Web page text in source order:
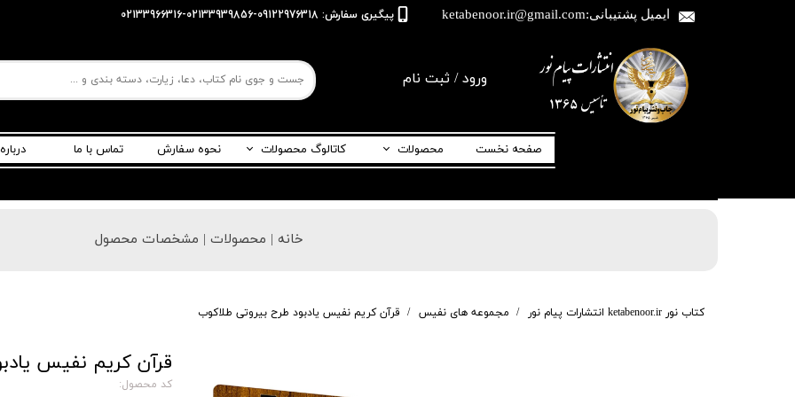
پیگیری سفارش: 09122976318-02133939856-02133966316 ایمیل پشتیبانی:ketabenoor.ir@gmail.com
صفحه نخست محصولات کاتالوگ محصولات نحوه سفارش تماس با ما
ورود / ثبت نام
تغییر گذر واژه
سفارشات
خانه | محصولات | مشخصات محصول
کتاب نور ketabenoor.ir انتشارات پیام نور مجموعه های نفیس قرآن کریم نفیس یادبود طرح بیروتی طلاکوب
قرآن کریم نفیس
کد محصول: